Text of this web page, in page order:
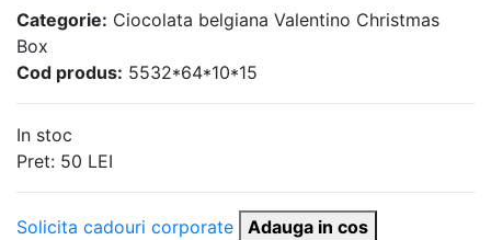
Categorie: Ciocolata belgiana Valentino Christmas
Box
Cod produs: 5532*64*10*15
In stoc
Pret: 50 LEI
Solicita cadouri corporate Adauga in cos